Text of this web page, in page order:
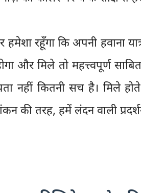
रहूँगा कि अपनी हवाना
और मिले तो महत्त्वपूर्ण
नहीं कितनी सच है। मिले
की तरह, हमें लंदन वाली